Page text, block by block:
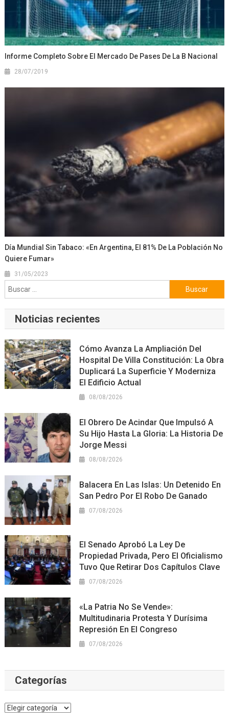
Informe Completo Sobre El Mercado De Pases De La B Nacional
28/07/2019
Día Mundial Sin Tabaco: «En Argentina, El 81% De La Población No
Quiere Fumar»
31/05/2023
Buscar:
Noticias recientes
Cómo Avanza La Ampliación Del
Hospital De Villa Constitución: La Obra
Duplicará La Superficie Y Moderniza
El Edificio Actual
08/08/2026
El Obrero De Acindar Que Impulsó A
Su Hijo Hasta La Gloria: La Historia De
Jorge Messi
08/08/2026
Balacera En Las Islas: Un Detenido En
San Pedro Por El Robo De Ganado
07/08/2026
El Senado Aprobó La Ley De
Propiedad Privada, Pero El Oficialismo
Tuvo Que Retirar Dos Capítulos Clave
07/08/2026
«La Patria No Se Vende»:
Multitudinaria Protesta Y Durísima
Represión En El Congreso
07/08/2026
Categorías
Categorías